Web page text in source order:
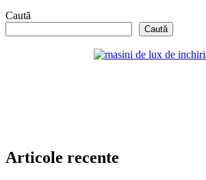
Caută
Caută
Articole recente